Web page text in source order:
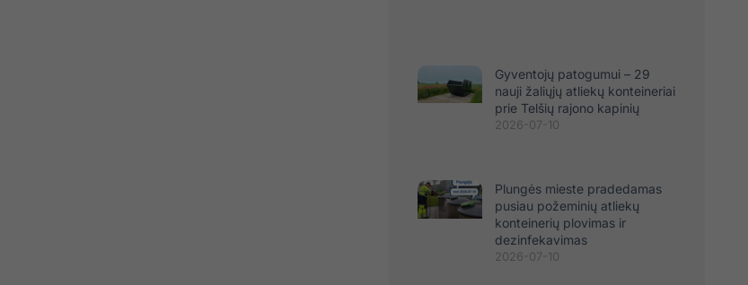
Gyventojų patogumui – 29
nauji žaliųjų atliekų konteineriai
prie Telšių rajono kapinių
2026-07-10
Plungės mieste pradedamas
pusiau požeminių atliekų
konteinerių plovimas ir
dezinfekavimas
2026-07-10